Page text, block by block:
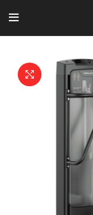
Click to